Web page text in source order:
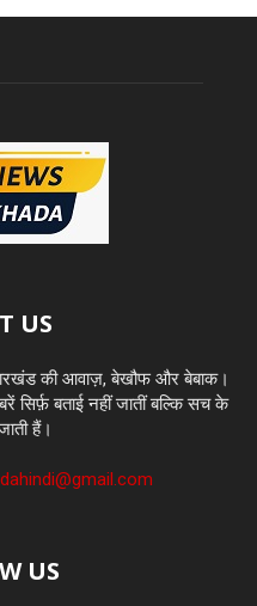
US
की आवाज़, बेखौफ और बेबाक।
सिर्फ़ बताई नहीं जातीं बल्कि सच के
हैं।
US